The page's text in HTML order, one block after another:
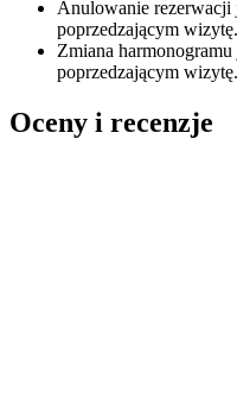
Anulowanie rezerwacji
poprzedzającym wizytę.
Zmiana
poprzedzającym wizytę.
Oceny i recenzje